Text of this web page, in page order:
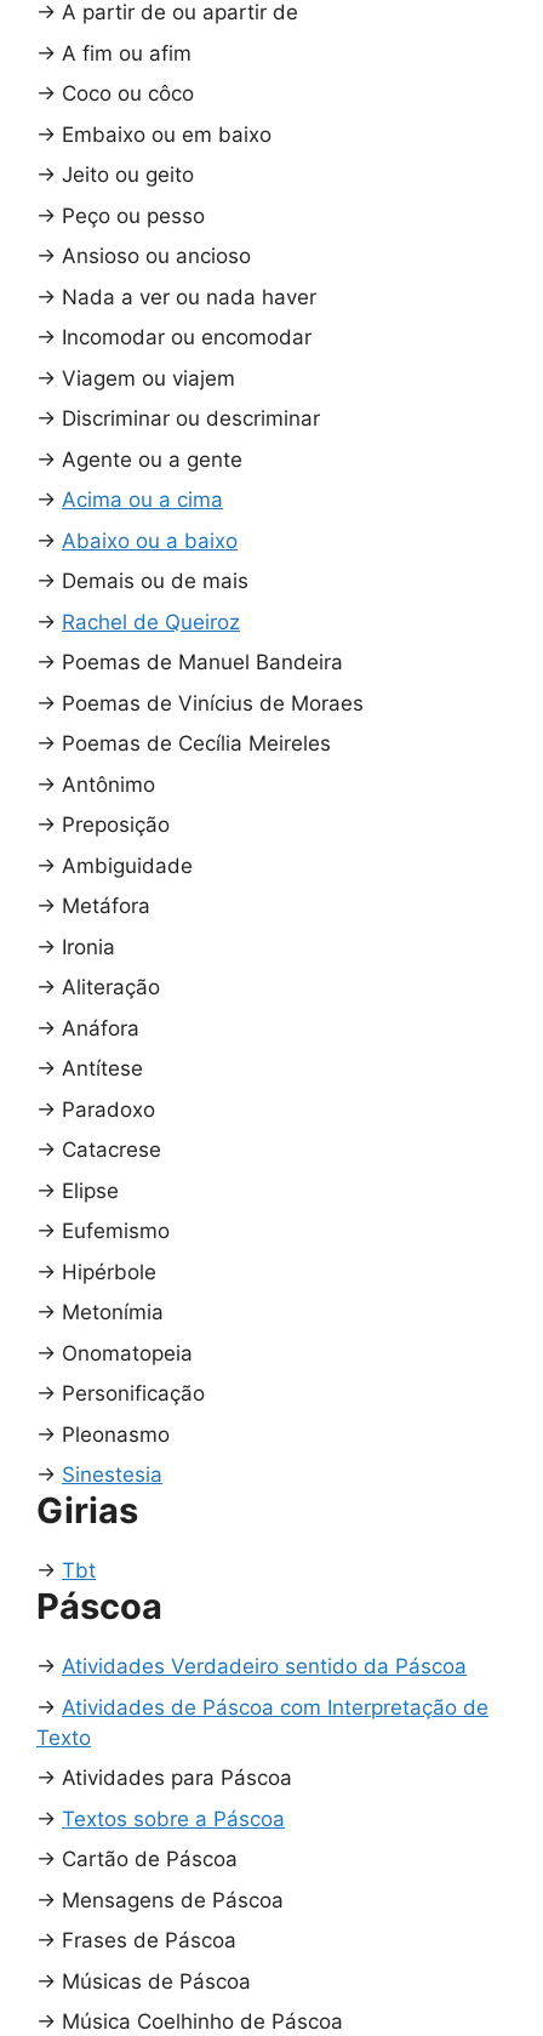
→ A partir de ou apartir de
→ A fim ou afim
→ Coco ou côco
→ Embaixo ou em baixo
→ Jeito ou geito
→ Peço ou pesso
→ Ansioso ou ancioso
→ Nada a ver ou nada haver
→ Incomodar ou encomodar
→ Viagem ou viajem
→ Discriminar ou descriminar
→ Agente ou a gente
→ Acima ou a cima
→ Abaixo ou a baixo
→ Demais ou de mais
→ Rachel de Queiroz
→ Poemas de Manuel Bandeira
→ Poemas de Vinícius de Moraes
→ Poemas de Cecília Meireles
→ Antônimo
→ Preposição
→ Ambiguidade
→ Metáfora
→ Ironia
→ Aliteração
→ Anáfora
→ Antítese
→ Paradoxo
→ Catacrese
→ Elipse
→ Eufemismo
→ Hipérbole
→ Metonímia
→ Onomatopeia
→ Personificação
→ Pleonasmo
→ Sinestesia
Girias
→ Tbt
Páscoa
→ Atividades Verdadeiro sentido da Páscoa
→ Atividades de Páscoa com Interpretação de
Texto
→ Atividades para Páscoa
→ Textos sobre a Páscoa
→ Cartão de Páscoa
→ Mensagens de Páscoa
→ Frases de Páscoa
→ Músicas de Páscoa
→ Música Coelhinho de Páscoa